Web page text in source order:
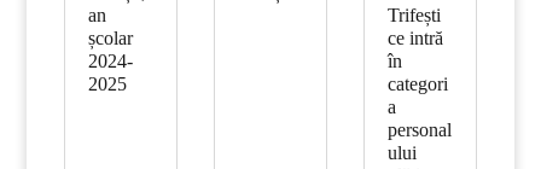
an
școlar
2024-
2025
Trifești
ce intră
în
categori
a
personal
ului